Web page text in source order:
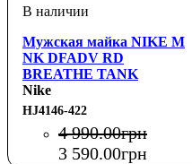
Мужская майка NIKE M
NK DFADV RD
BREATHE TANK
Nike
HJ4146-422
4 990.00грн
3 590.00грн